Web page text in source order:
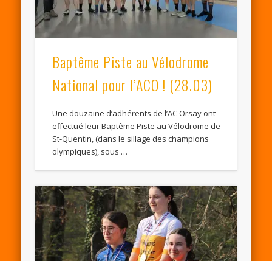
Baptême Piste au Vélodrome
National pour l’ACO ! (28.03)
Une douzaine d’adhérents de l’AC Orsay ont
effectué leur Baptême Piste au Vélodrome de
St-Quentin, (dans le sillage des champions
olympiques), sous …